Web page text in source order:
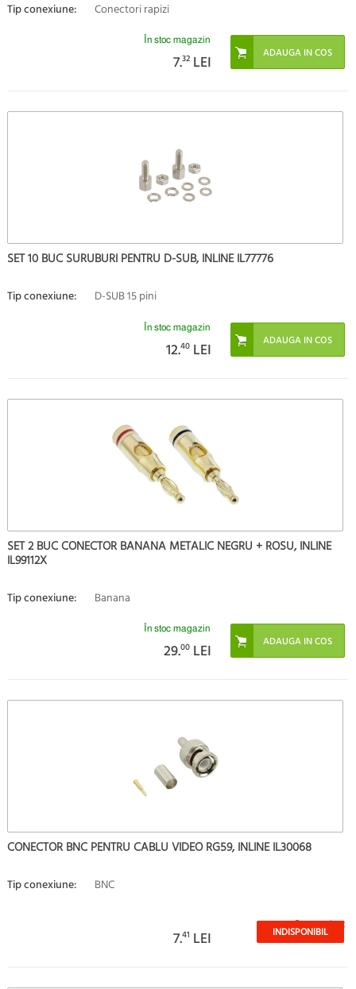
Tip conexiune: Conectori rapizi
În stoc magazin
7.32 LEI
SET 10 BUC SURUBURI PENTRU D-SUB, INLINE IL77776
Tip conexiune: D-SUB 15 pini
În stoc magazin
12.40 LEI
SET 2 BUC CONECTOR BANANA METALIC NEGRU + ROSU, INLINE
IL99112X
Tip conexiune: Banana
În stoc magazin
29.00 LEI
CONECTOR BNC PENTRU CABLU VIDEO RG59, INLINE IL30068
Tip conexiune: BNC
Stoc epuizat
7.41 LEI INDISPONIBIL